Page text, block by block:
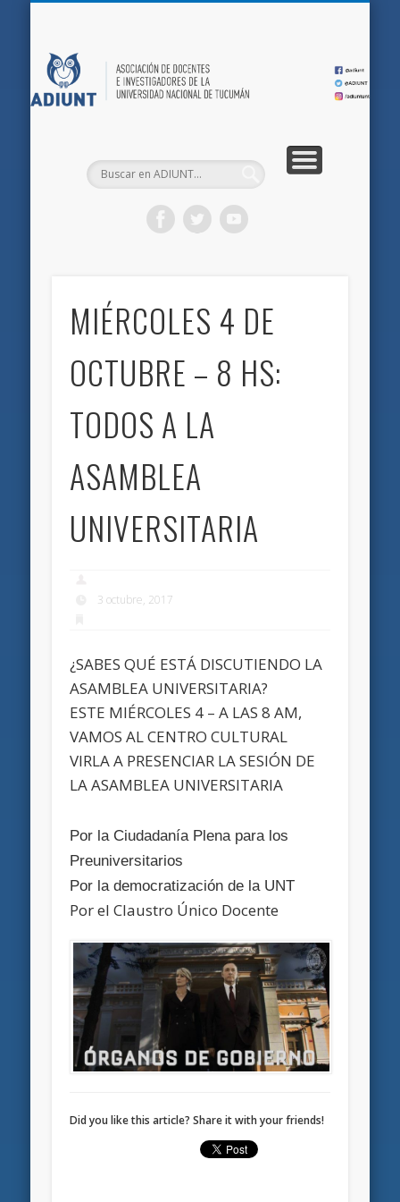
MIÉRCOLES 4 DE
OCTUBRE – 8 HS:
TODOS A LA
ASAMBLEA
UNIVERSITARIA
3 octubre, 2017
¿SABES QUÉ ESTÁ DISCUTIENDO LA
ASAMBLEA UNIVERSITARIA?
ESTE MIÉRCOLES 4 – A LAS 8 AM,
VAMOS AL CENTRO CULTURAL
VIRLA A PRESENCIAR LA SESIÓN DE
LA ASAMBLEA UNIVERSITARIA
Por la Ciudadanía Plena para los
Preuniversitarios
Por la democratización de la UNT
Por el Claustro Único Docente
Did you like this article? Share it with your friends!